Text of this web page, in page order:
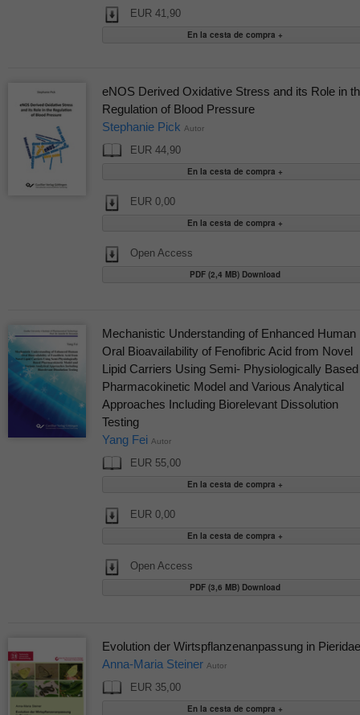
EUR 41,90
eNOS Derived Oxidative Stress and its Role in
Regulation of Blood Pressure
Stephanie Pick Autor
EUR 44,90
EUR 0,00
Open Access
PDF (2,4 MB) Download
Mechanistic Understanding of Enhanced Human
Oral Bioavailability of Fenofibric Acid from Novel
Lipid Carriers Using Semi- Physiologically Based
Pharmacokinetic Model and Various Analytical
Approaches Including Biorelevant Dissolution
Testing
Yang Fei Autor
EUR 55,00
EUR 0,00
Open Access
PDF (3,6 MB) Download
Evolution der Wirtspflanzenanpassung in Pieridae
Anna-Maria Steiner Autor
EUR 35,00